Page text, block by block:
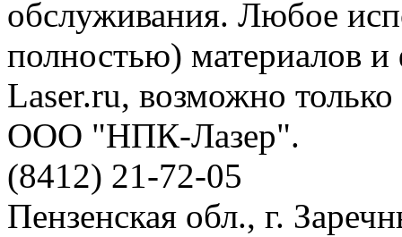
обслуживания. Любое
полностью) материалов
Laser.ru, возможно
ООО "НПК-Лазер".
(8412) 21-72-05
Пензенская обл., г.